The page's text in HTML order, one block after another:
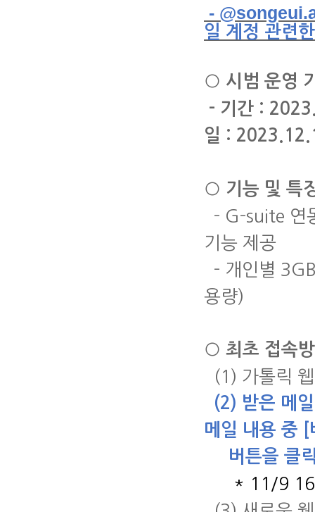
-
일 계정 관련한
○ 시범 운영
- 기간 :
일 :
○ 기능 및 특
- G-suite 연
기능 제공
- 개인별
용량)
○ 최초 접속
(1) 가톨릭
(2) 받은 메
메일 내용 중
버튼을 클
* 11/9